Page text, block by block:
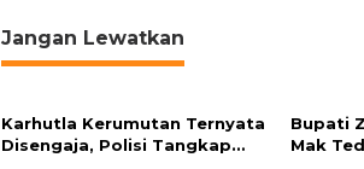
i
a
s
Jangan Lewatkan
Karhutla Kerumutan Ternyata
Disengaja, Polisi Tangkap
Bupati
Mak